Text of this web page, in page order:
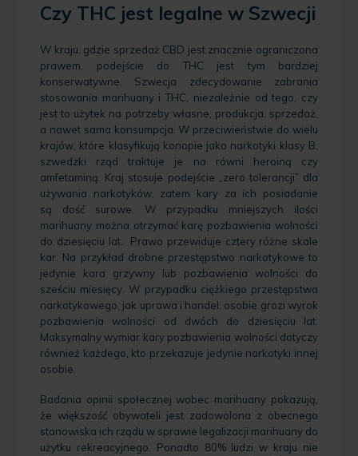
Czy THC jest legalne w Szwecji
W kraju, gdzie sprzedaż CBD jest znacznie ograniczona
prawem, podejście do THC jest tym bardziej
konserwatywne. Szwecja zdecydowanie zabrania
stosowania marihuany i THC, niezależnie od tego, czy
jest to użytek na potrzeby własne, produkcja, sprzedaż,
a nawet sama konsumpcja. W przeciwieństwie do wielu
krajów, które klasyfikują konopie jako narkotyki klasy B,
szwedzki rząd traktuje je na równi heroiną czy
amfetaminą. Kraj stosuje podejście „zero tolerancji” dla
używania narkotyków, zatem kary za ich posiadanie
są dość surowe. W przypadku mniejszych ilości
marihuany można otrzymać karę pozbawienia wolności
do dziesięciu lat. Prawo przewiduje cztery różne skale
kar. Na przykład drobne przestępstwo narkotykowe to
jedynie kara grzywny lub pozbawienia wolności do
sześciu miesięcy. W przypadku ciężkiego przestępstwa
narkotykowego, jak uprawa i handel, osobie grozi wyrok
pozbawienia wolności od dwóch do dziesięciu lat.
Maksymalny wymiar kary pozbawienia wolności dotyczy
również każdego, kto przekazuje jedynie narkotyki innej
osobie.
Badania opinii społecznej wobec marihuany pokazują,
że większość obywateli jest zadowolona z obecnego
stanowiska ich rządu w sprawie legalizacji marihuany do
użytku rekreacyjnego. Ponadto 80% ludzi w kraju nie